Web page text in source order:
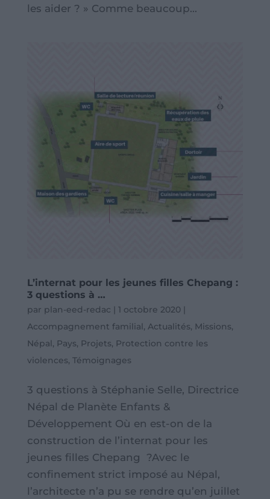
les aider ? » Comme beaucoup...
L’internat pour les jeunes filles Chepang :
3 questions à …
par plan-eed-redac | 1 octobre 2020|
Accompagnement familial, Actualités, Missions,
Népal, Pays, Projets, Protection contre les
violences, Témoignages
3 questions à Stéphanie Selle, Directrice
Népal de Planète Enfants &
Développement Où en est-on de la
construction de l’internat pour les
jeunes filles Chepang ?Avec le
confinement strict imposé au Népal,
l’architecte n’a pu se rendre qu’en juillet